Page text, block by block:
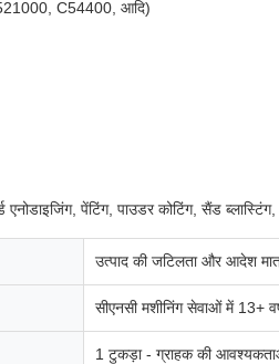
C54400, आदि)
एनोडाइजिंग, पेंटिंग, पाउडर कोटिंग, सैंड
उत्पाद की जटिलता और आदेश
सीएनसी मशीनिंग सेवाओं में 13+
1 टुकड़ा - ग्राहक की